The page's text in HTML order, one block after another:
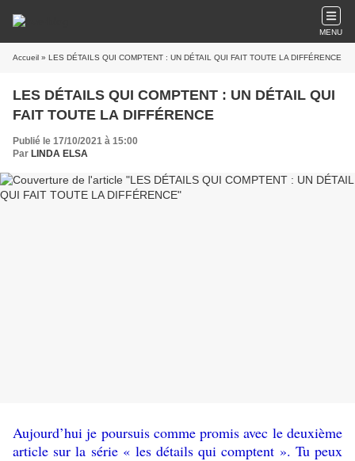
MENU
Accueil » LES DÉTAILS QUI COMPTENT : UN DÉTAIL QUI FAIT TOUTE LA DIFFÉRENCE
LES DÉTAILS QUI COMPTENT : UN DÉTAIL QUI
FAIT TOUTE LA DIFFÉRENCE
Publié le 17/10/2021 à 15:00
Par LINDA ELSA
Aujourd’hui je poursuis comme promis avec le deuxième
article sur la série « les détails qui comptent ». Tu peux